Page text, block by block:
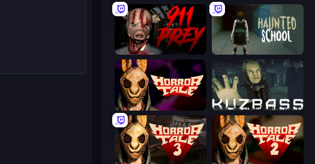
911: Prey Haunted School
Horror Tale Kuzbass Horror